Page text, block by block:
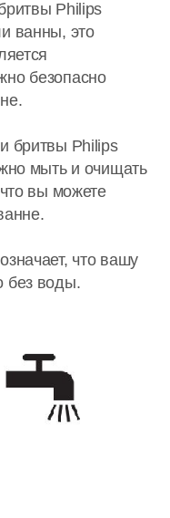
Philips
ванны, это
безопасно
бритвы Philips
мыть и очищать
вы можете
что вашу
без воды.